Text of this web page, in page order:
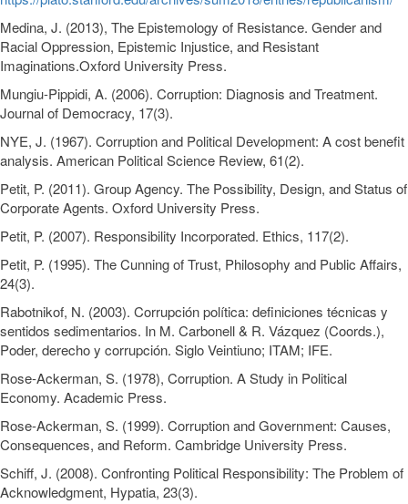
Medina, J. (2013), The Epistemology of Resistance. Gender and
Racial Oppression, Epistemic Injustice, and Resistant
Imaginations.Oxford University Press.
Mungiu-Pippidi, A. (2006). Corruption: Diagnosis and Treatment.
Journal of Democracy, 17(3).
NYE, J. (1967). Corruption and Political Development: A cost benefit
analysis. American Political Science Review, 61(2).
Petit, P. (2011). Group Agency. The Possibility, Design, and Status of
Corporate Agents. Oxford University Press.
Petit, P. (2007). Responsibility Incorporated. Ethics, 117(2).
Petit, P. (1995). The Cunning of Trust, Philosophy and Public Affairs,
24(3).
Rabotnikof, N. (2003). Corrupción política: definiciones técnicas y
sentidos sedimentarios. In M. Carbonell & R. Vázquez (Coords.),
Poder, derecho y corrupción. Siglo Veintiuno; ITAM; IFE.
Rose-Ackerman, S. (1978), Corruption. A Study in Political
Economy. Academic Press.
Rose-Ackerman, S. (1999). Corruption and Government: Causes,
Consequences, and Reform. Cambridge University Press.
Schiff, J. (2008). Confronting Political Responsibility: The Problem of
Acknowledgment, Hypatia, 23(3).